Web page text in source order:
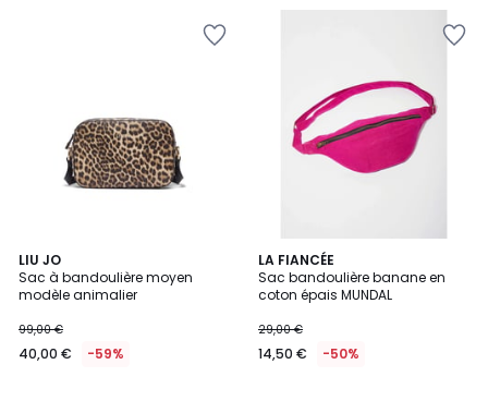
LIU JO
Sac à bandoulière moyen
modèle animalier
99,00 €
40,00 € -59%
LA FIANCÉE
Sac bandoulière banane en
coton épais MUNDAL
29,00 €
14,50 € -50%